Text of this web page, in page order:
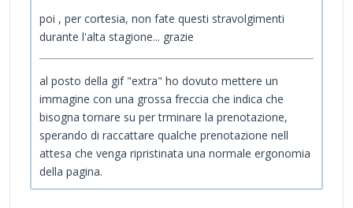
poi , per cortesia, non fate questi stravolgimenti
durante l'alta stagione... grazie
al posto della gif "extra" ho dovuto mettere un
immagine con una grossa freccia che indica che
bisogna tornare su per trminare la prenotazione,
sperando di raccattare qualche prenotazione nell
attesa che venga ripristinata una normale ergonomia
della pagina.